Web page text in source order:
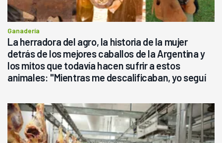
Ganadería
La herradora del agro, la historia de la mujer
detrás de los mejores caballos de la Argentina y
los mitos que todavía hacen sufrir a estos
animales: "Mientras me descalificaban, yo seguí